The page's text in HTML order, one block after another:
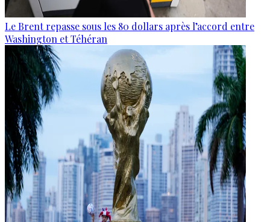
Le Brent repasse sous les 80 dollars après l’accord entre
Washington et Téhéran